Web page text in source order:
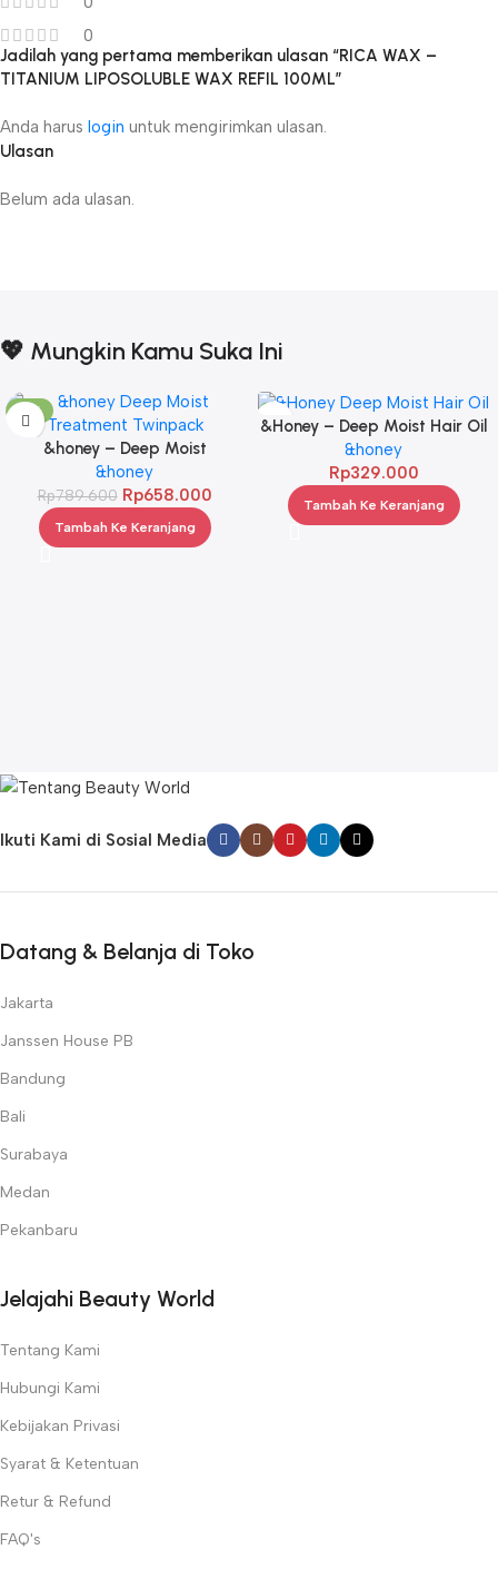
0
Ulasan
Belum ada ulasan.
Jadilah yang pertama memberikan ulasan “RICA WAX –
TITANIUM LIPOSOLUBLE WAX REFIL 100ML”
Anda harus login untuk mengirimkan ulasan.
💖 Mungkin Kamu Suka Ini
-17%
&honey – Deep Moist
Treatment 445 g Twinpack
&honey
Rp789.600 Rp658.000
Tambah Ke Keranjang
&Honey – Deep Moist Hair Oil
3.0 100ml
&honey
Rp329.000
Tambah Ke Keranjang
Ikuti Kami di Sosial Media
Datang & Belanja di Toko
Jakarta
Janssen House PB
Bandung
Bali
Surabaya
Medan
Pekanbaru
Jelajahi Beauty World
Tentang Kami
Hubungi Kami
Kebijakan Privasi
Syarat & Ketentuan
Retur & Refund
FAQ's